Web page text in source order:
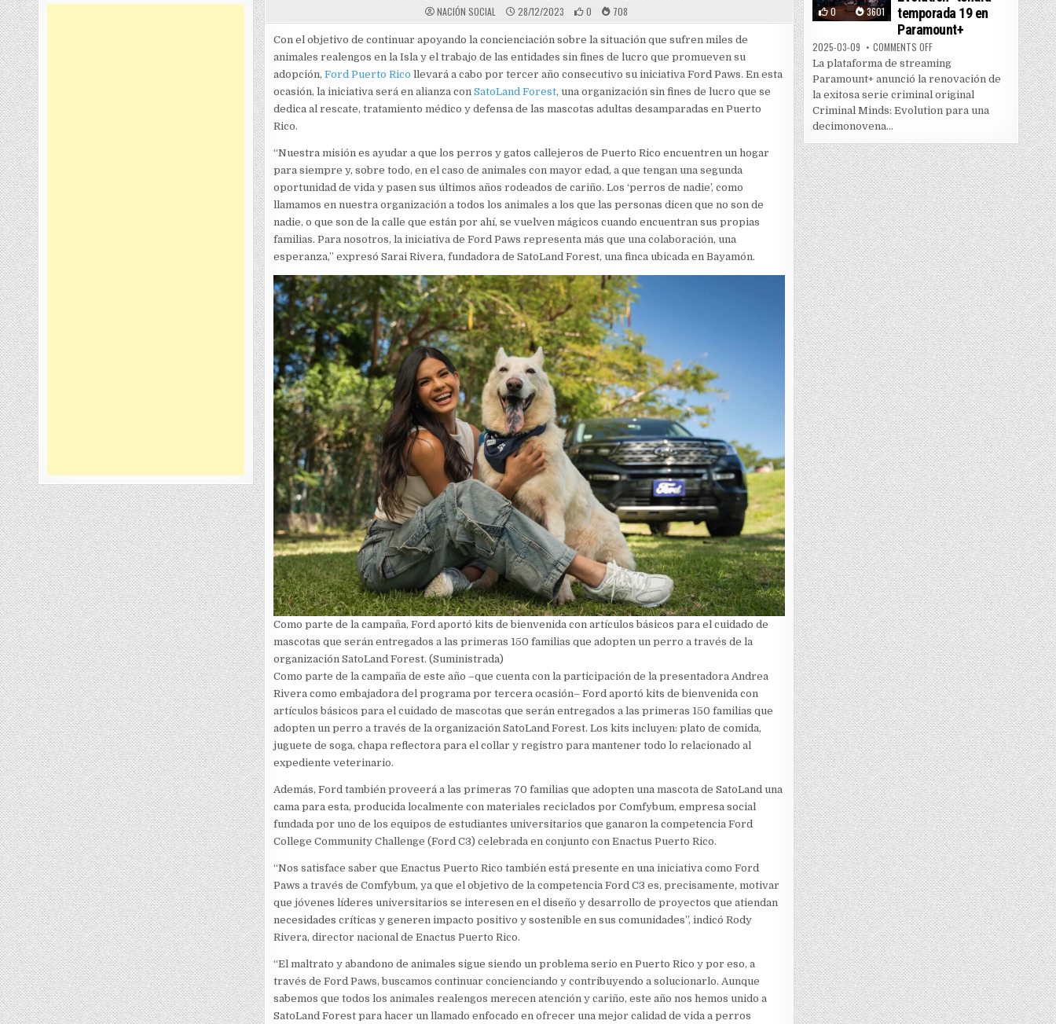
NACIÓN SOCIAL 28/12/2023 0 708
Con el objetivo de continuar apoyando la concienciación sobre la situación que sufren miles de
animales realengos en la Isla y el trabajo de las entidades sin fines de lucro que promueven su
adopción, Ford Puerto Rico llevará a cabo por tercer año consecutivo su iniciativa Ford Paws. En esta
ocasión, la iniciativa será en alianza con SatoLand Forest, una organización sin fines de lucro que se
dedica al rescate, tratamiento médico y defensa de las mascotas adultas desamparadas en Puerto
Rico.
“Nuestra misión es ayudar a que los perros y gatos callejeros de Puerto Rico encuentren un hogar
para siempre y, sobre todo, en el caso de animales con mayor edad, a que tengan una segunda
oportunidad de vida y pasen sus últimos años rodeados de cariño. Los ‘perros de nadie’, como
llamamos en nuestra organización a todos los animales a los que las personas dicen que no son de
nadie, o que son de la calle que están por ahí, se vuelven mágicos cuando encuentran sus propias
familias. Para nosotros, la iniciativa de Ford Paws representa más que una colaboración, una
esperanza,” expresó Sarai Rivera, fundadora de SatoLand Forest, una finca ubicada en Bayamón.
Como parte de la campaña, Ford aportó kits de bienvenida con artículos básicos para el cuidado de
mascotas que serán entregados a las primeras 150 familias que adopten un perro a través de la
organización SatoLand Forest. (Suministrada)
Como parte de la campaña de este año –que cuenta con la participación de la presentadora Andrea
Rivera como embajadora del programa por tercera ocasión– Ford aportó kits de bienvenida con
artículos básicos para el cuidado de mascotas que serán entregados a las primeras 150 familias que
adopten un perro a través de la organización SatoLand Forest. Los kits incluyen: plato de comida,
juguete de soga, chapa reflectora para el collar y registro para mantener todo lo relacionado al
expediente veterinario.
Además, Ford también proveerá a las primeras 70 familias que adopten una mascota de SatoLand una
cama para esta, producida localmente con materiales reciclados por Comfybum, empresa social
fundada por uno de los equipos de estudiantes universitarios que ganaron la competencia Ford
College Community Challenge (Ford C3) celebrada en conjunto con Enactus Puerto Rico.
“Nos satisface saber que Enactus Puerto Rico también está presente en una iniciativa como Ford
Paws a través de Comfybum, ya que el objetivo de la competencia Ford C3 es, precisamente, motivar
que jóvenes líderes universitarios se interesen en el diseño y desarrollo de proyectos que atiendan
necesidades críticas y generen impacto positivo y sostenible en sus comunidades”, indicó Rody
Rivera, director nacional de Enactus Puerto Rico.
“El maltrato y abandono de animales sigue siendo un problema serio en Puerto Rico y por eso, a
través de Ford Paws, buscamos continuar concienciando y contribuyendo a solucionarlo. Aunque
sabemos que todos los animales realengos merecen atención y cariño, este año nos hemos unido a
SatoLand Forest para hacer un llamado enfocado en ofrecer una mejor calidad de vida a perros
0 3601
temporada 19 en
Paramount+
2025-03-09 COMMENTS OFFON “CRIMINAL MINDS:
La plataforma de streaming
Paramount+ anunció la renovación de
la exitosa serie criminal original
Criminal Minds: Evolution para una
decimonovena...